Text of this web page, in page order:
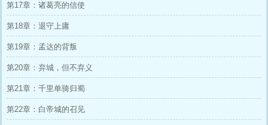
第17章：诸葛亮的信使
第18章：退守上庸
第19章：孟达的背叛
第20章：弃城，但不弃义
第21章：千里单骑归蜀
第22章：白帝城的召见